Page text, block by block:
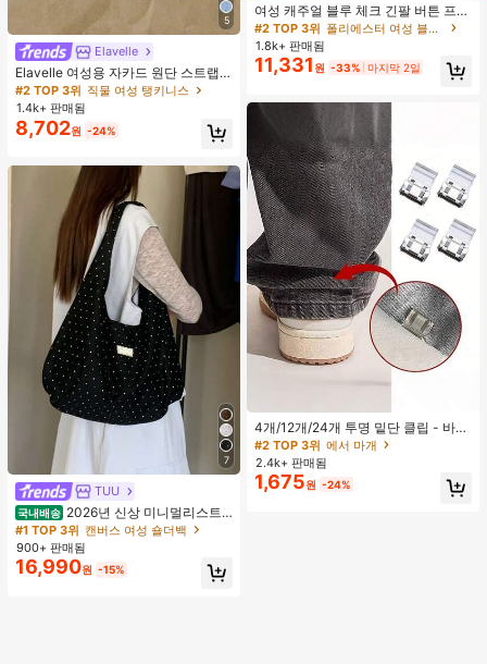
5
Elavelle
Elavelle 여성용 자카드 원단 스트랩
불가사리 장식 홀터 탑, 봄/여름에 적
합 (탑만 포함, 반바지 미포함)
#2 TOP 3위 직물 여성 탱키니스
1.4k+ 판매됨
8,702원 -24%
7
TUU
국내배송 2026년 신상 미니멀리스트
도트 캔버스 토트백, 대용량 캐주얼 다
용도 통근 숄더 핸드백
#1 TOP 3위 캔버스 여성 숄더백
900+ 판매됨
16,990원 -15%
여성 캐주얼 블루 체크 긴팔 버튼 프론
트 폴리에스터 셔츠, 레귤러 핏, 봄 의
류, 편안한 스타일
#2 TOP 3위
폴리에스터 여성 블라우스
1.8k+ 판매됨
11,331 원 -33% 마지막 2일
4개/12개/24개 투명 밑단 클립 - 바지
밑단 끌림 방지를 위한 심리스 무봉제
조절기, 의류 수선 및 깔끔한 바지 길
이 맞춤을 위한 숨겨진 밑단 조절 클립
(랜덤 색상)
#2 TOP 3위 에서 마개
2.4k+ 판매됨
1,675원 -24%